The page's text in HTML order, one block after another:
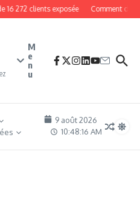
272 clients exposée Comment
M
e
n
u
9 août 2026
10:48:17 AM